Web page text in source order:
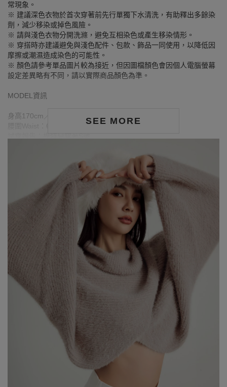
SEE MORE
常現象。
※ 建議深色衣物於首次穿著前先行單獨下水清洗，有助釋出多餘染
劑，減少移染或掉色風險。
※ 請與淺色衣物分開洗滌，避免互相染色或產生移染情形。
※ 穿搭時亦建議避免與淺色配件、包款、飾品一同使用，以降低因
摩擦或潮濕造成染色的可能性。
※ 顏色請參考單品圖片較為接近，但因圖檔顏色會因個人電腦螢幕
設定差異略有不同，請以實際商品顏色為準。
MODEL資訊
身高170cm／胸圍Bust：81cm
腰圍Waist：60cm／臀圍hips：91cm